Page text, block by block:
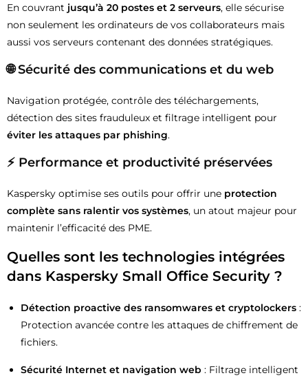
En couvrant jusqu’à 20 postes et 2 serveurs, elle sécurise
non seulement les ordinateurs de vos collaborateurs mais
aussi vos serveurs contenant des données stratégiques.
🌐 Sécurité des communications et du web
Navigation protégée, contrôle des téléchargements,
détection des sites frauduleux et filtrage intelligent pour
éviter les attaques par phishing.
⚡ Performance et productivité préservées
Kaspersky optimise ses outils pour offrir une protection
complète sans ralentir vos systèmes, un atout majeur pour
maintenir l’efficacité des PME.
Quelles sont les technologies intégrées
dans Kaspersky Small Office Security ?
Détection proactive des ransomwares et cryptolockers :
Protection avancée contre les attaques de chiffrement de
fichiers.
Sécurité Internet et navigation web : Filtrage intelligent